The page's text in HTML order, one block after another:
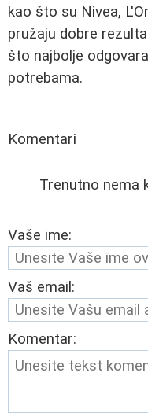
kao što su Nivea,
pružaju dobre
što najbolje
potrebama.
Komentari
Trenutno nema
Vaše ime:
Vaš email:
Komentar: